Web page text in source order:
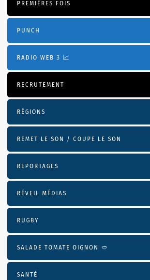
PREMIÈRES FOIS
PUNCH
RADIO WEB 3 📈
RECRUTEMENT
RÉGIONS
REMET LE SON / COUPE LE SON
REPORTAGES
RÉVEIL MÉDIAS
RUGBY
SALADE TOMATE OIGNON 🥙
SANTÉ